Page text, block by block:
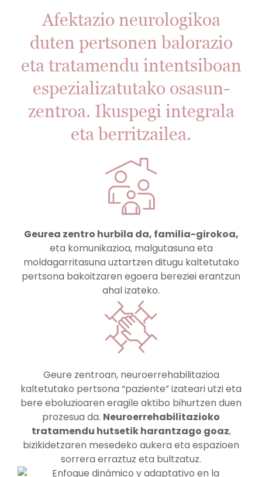
Afektazio neurologikoa
duten pertsonen balorazio
eta tratamendu intentsiboan
espezializatutako osasun-
zentroa. Ikuspegi integrala
eta berritzailea.
Geurea zentro hurbila da, familia-girokoa,
eta komunikazioa, malgutasuna eta
moldagarritasuna uztartzen ditugu kaltetutako
pertsona bakoitzaren egoera bereziei erantzun
ahal izateko.
Geure zentroan, neuroerrehabilitazioa
kaltetutako pertsona “paziente” izateari utzi eta
bere eboluzioaren eragile aktibo bihurtzen duen
prozesua da. Neuroerrehabilitazioko
tratamendu hutsetik harantzago goaz,
bizikidetzaren mesedeko aukera eta espazioen
sorrera erraztuz eta bultzatuz.